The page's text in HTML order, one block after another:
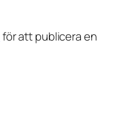
för att publicera en